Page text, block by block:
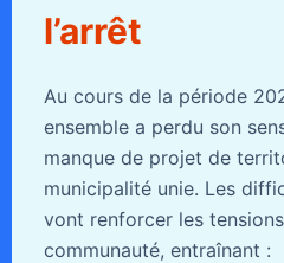
l’arrêt
Au cours de la période
ensemble a perdu son
manque de projet de
municipalité unie. Les
vont renforcer les
communauté, entraînant :